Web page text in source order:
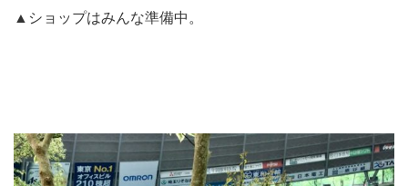
▲ショップはみんな準備中。